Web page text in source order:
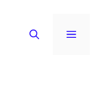
MENU